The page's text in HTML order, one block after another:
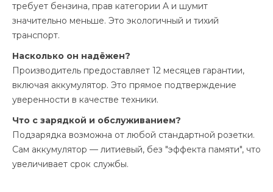
требует бензина, прав категории A и шумит
значительно меньше. Это экологичный и тихий
транспорт.
Насколько он надёжен?
Производитель предоставляет 12 месяцев гарантии,
включая аккумулятор. Это прямое подтверждение
уверенности в качестве техники.
Что с зарядкой и обслуживанием?
Подзарядка возможна от любой стандартной розетки.
Сам аккумулятор — литиевый, без "эффекта памяти", что
увеличивает срок службы.